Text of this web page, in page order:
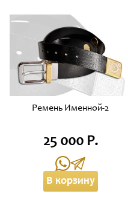
Ремень Именной-2
25 000 Р.
В корзину